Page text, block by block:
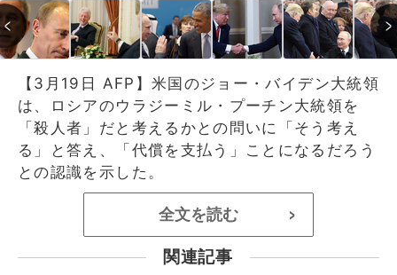
【3月19日 AFP】米国のジョー・バイデン大統領
は、ロシアのウラジーミル・プーチン大統領を
「殺人者」だと考えるかとの問いに「そう考え
る」と答え、「代償を支払う」ことになるだろう
との認識を示した。
全文を読む >
関連記事